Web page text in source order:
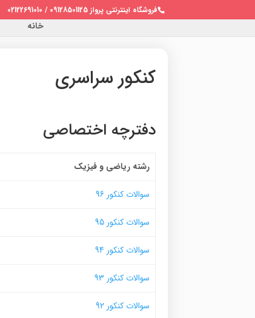
فروشگاه اینترنتی پرواز 09128501125 / 02122691010
خانه
کنکور سراسری
دفترچه اختصاصی
رشته ریاضی و فیزیک
سوالات کنکور 96
سوالات کنکور 95
سوالات کنکور 94
سوالات کنکور 93
سوالات کنکور 92